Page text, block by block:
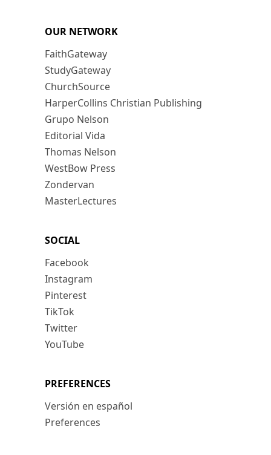
OUR NETWORK
FaithGateway
StudyGateway
ChurchSource
HarperCollins Christian Publishing
Grupo Nelson
Editorial Vida
Thomas Nelson
WestBow Press
Zondervan
MasterLectures
SOCIAL
Facebook
Instagram
Pinterest
TikTok
Twitter
YouTube
PREFERENCES
Versión en español
Preferences